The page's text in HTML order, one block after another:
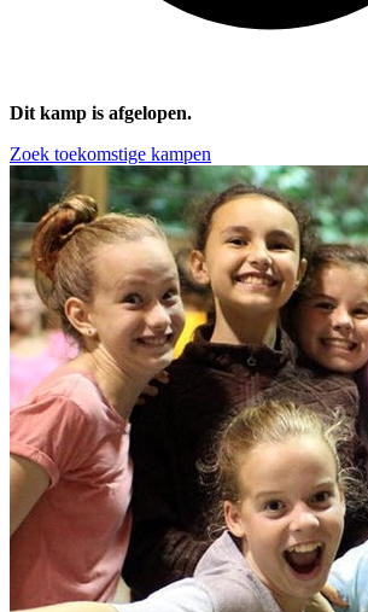
Dit kamp is afgelopen.
Zoek toekomstige kampen